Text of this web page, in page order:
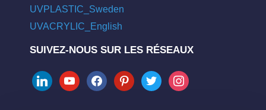
UVPLASTIC_Sweden
UVACRYLIC_English
SUIVEZ-NOUS SUR LES RÉSEAUX
linkedinyoutubefacebookpinteresttwitter instagram